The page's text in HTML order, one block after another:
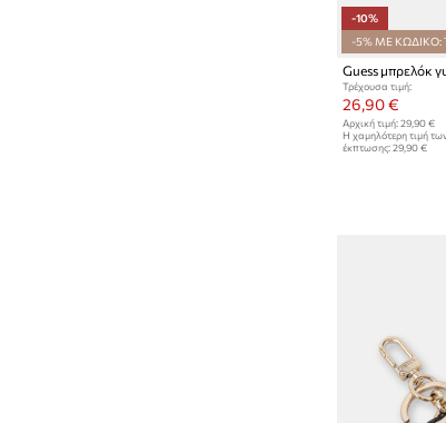
-10%
-5% ΜΕ ΚΩΔΙΚΟ:
Guess μπρελόκ
Τρέχουσα τιμή:
26,90 €
Αρχική τιμή: 29,90 €
Η χαμηλότερη τιμή
έκπτωσης: 29,90 €